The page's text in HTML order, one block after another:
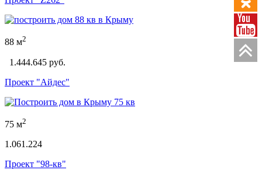
88 м2
1.444.645 руб.
Проект "Айдес"
75 м2
1.061.224
Проект "98-кв"